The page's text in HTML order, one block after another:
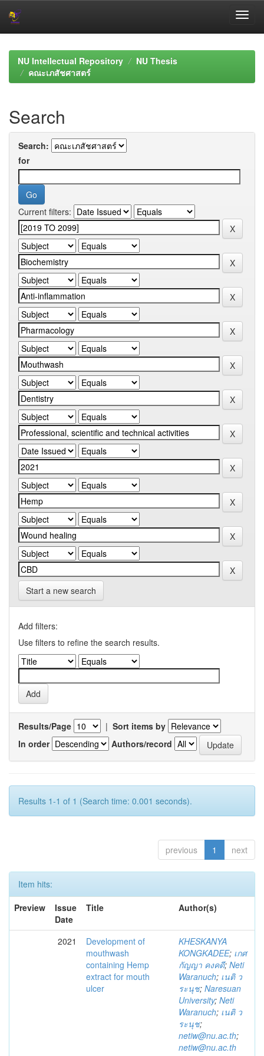
navigationNU Intellectual Repository
NU Thesis
คณะเภสัชศาสตร์
Search
Search:
for
Current filters:
Start a new search
Add filters:
Use filters to refine the search results.
Results/Page | Sort items by
In order
Authors/record
Results 1-1 of 1 (Search time: 0.001 seconds).
previous 1 next
Item hits:
Preview
Issue
Date
Title Author(s)
2021
Development of
mouthwash
containing Hemp
extract for mouth
ulcer
KHESKANYA
KONGKADEE; เกศ
กัญญา คงคดี; Neti
Waranuch; เนติ ว
ระนุช; Naresuan
University; Neti
Waranuch; เนติ ว
ระนุช;
netiw@nu.ac.th;
netiw@nu.ac.th